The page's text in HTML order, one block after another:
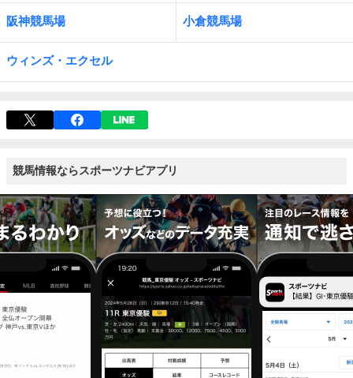
阪神競馬場 小倉競馬場
ウィンズ・エクセル
競馬情報ならスポーツナビアプリ